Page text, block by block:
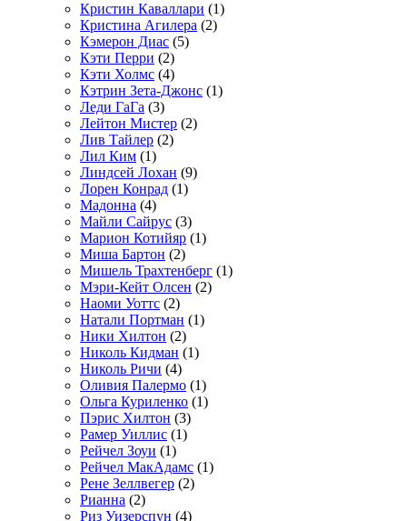
Кристин Каваллари (1)
Кристина Агилера (2)
Кэмерон Диас (5)
Кэти Перри (2)
Кэти Холмс (4)
Кэтрин Зета-Джонс (1)
Леди ГаГа (3)
Лейтон Мистер (2)
Лив Тайлер (2)
Лил Ким (1)
Линдсей Лохан (9)
Лорен Конрад (1)
Мадонна (4)
Майли Сайрус (3)
Марион Котийяр (1)
Миша Бартон (2)
Мишель Трахтенберг (1)
Мэри-Кейт Олсен (2)
Наоми Уоттс (2)
Натали Портман (1)
Ники Хилтон (2)
Николь Кидман (1)
Николь Ричи (4)
Оливия Палермо (1)
Ольга Куриленко (1)
Пэрис Хилтон (3)
Рамер Уиллис (1)
Рейчел Зоуи (1)
Рейчел МакАдамс (1)
Рене Зеллвегер (2)
Рианна (2)
Риз Уизерспун (4)